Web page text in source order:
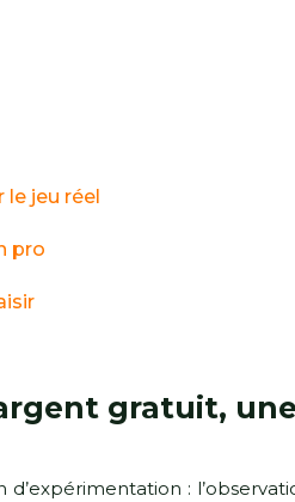
jeu réel
pro
gratuit,
: